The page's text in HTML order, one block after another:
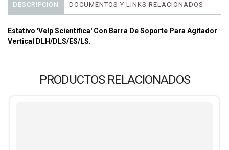
DESCRIPCIÓN DOCUMENTOS Y LINKS RELACIONADOS
Estativo 'Velp Scientifica' Con Barra De Soporte Para Agitador
Vertical DLH/DLS/ES/LS.
PRODUCTOS RELACIONADOS